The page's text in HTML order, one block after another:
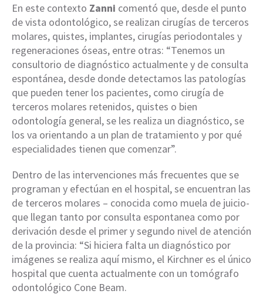
En este contexto Zanni comentó que, desde el punto
de vista odontológico, se realizan cirugías de terceros
molares, quistes, implantes, cirugías periodontales y
regeneraciones óseas, entre otras: “Tenemos un
consultorio de diagnóstico actualmente y de consulta
espontánea, desde donde detectamos las patologías
que pueden tener los pacientes, como cirugía de
terceros molares retenidos, quistes o bien
odontología general, se les realiza un diagnóstico, se
los va orientando a un plan de tratamiento y por qué
especialidades tienen que comenzar”.
Dentro de las intervenciones más frecuentes que se
programan y efectúan en el hospital, se encuentran las
de terceros molares – conocida como muela de juicio-
que llegan tanto por consulta espontanea como por
derivación desde el primer y segundo nivel de atención
de la provincia: “Si hiciera falta un diagnóstico por
imágenes se realiza aquí mismo, el Kirchner es el único
hospital que cuenta actualmente con un tomógrafo
odontológico Cone Beam.